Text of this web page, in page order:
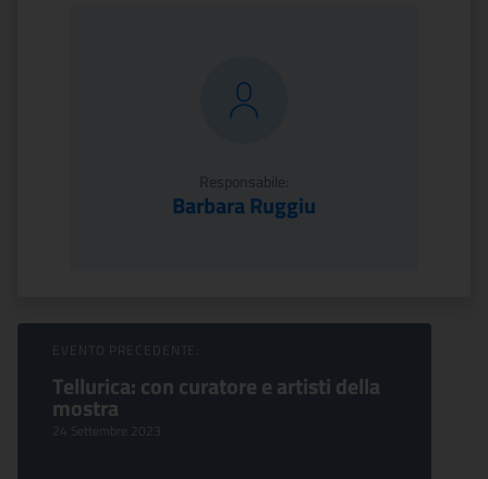
Responsabile:
Barbara Ruggiu
Sfoglia Eventi
EVENTO PRECEDENTE:
Tellurica: con curatore e artisti della
mostra
24 Settembre 2023